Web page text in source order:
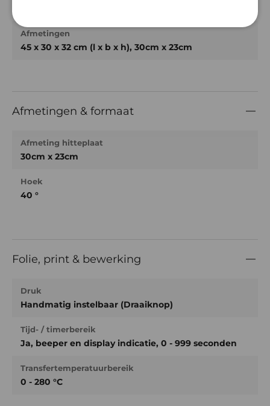
Afmetingen
45 x 30 x 32 cm (l x b x h), 30cm x 23cm
Afmetingen & formaat
Afmeting hitteplaat
30cm x 23cm
Hoek
40 °
Folie, print & bewerking
Druk
Handmatig instelbaar (Draaiknop)
Tijd- / timerbereik
Ja, beeper en display indicatie, 0 - 999 seconden
Transfertemperatuurbereik
0 - 280 °C